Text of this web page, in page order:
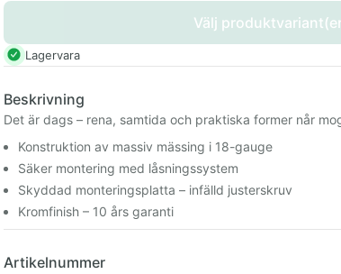
Välj
Lagervara
Beskrivning
Det är dags – rena, samtida och praktiska former når
Konstruktion av massiv mässing i 18-gauge
Säker montering med låsningssystem
Skyddad monteringsplatta – infälld justerskruv
Kromfinish – 10 års garanti
Artikelnummer